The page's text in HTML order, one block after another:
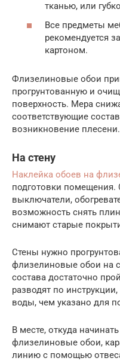
тканью, или
Все предметы
рекомендуется
картоном.
Флизелиновые обои
прогрунтованную и
поверхность. Мера
соответствующие
возникновение плесени.
На стену
Наклейка обоев на
подготовки помещения.
выключатели,
возможность снять
снимают старые
Стены нужно
флизелиновые обои на
состава достаточно
разводят по
воды, чем указано для
В месте, откуда
флизелиновые обои,
линию с помощью